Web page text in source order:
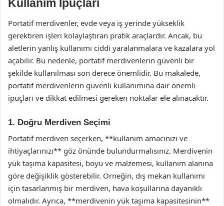
Kullanım İpuçları
Portatif merdivenler, evde veya iş yerinde yükseklik
gerektiren işleri kolaylaştıran pratik araçlardır. Ancak, bu
aletlerin yanlış kullanımı ciddi yaralanmalara ve kazalara yol
açabilir. Bu nedenle, portatif merdivenlerin güvenli bir
şekilde kullanılması son derece önemlidir. Bu makalede,
portatif merdivenlerin güvenli kullanımına dair önemli
ipuçları ve dikkat edilmesi gereken noktalar ele alınacaktır.
1. Doğru Merdiven Seçimi
Portatif merdiven seçerken, **kullanım amacınızı ve
ihtiyaçlarınızı** göz önünde bulundurmalısınız. Merdivenin
yük taşıma kapasitesi, boyu ve malzemesi, kullanım alanına
göre değişiklik gösterebilir. Örneğin, dış mekan kullanımı
için tasarlanmış bir merdiven, hava koşullarına dayanıklı
olmalıdır. Ayrıca, **merdivenin yük taşıma kapasitesinin**